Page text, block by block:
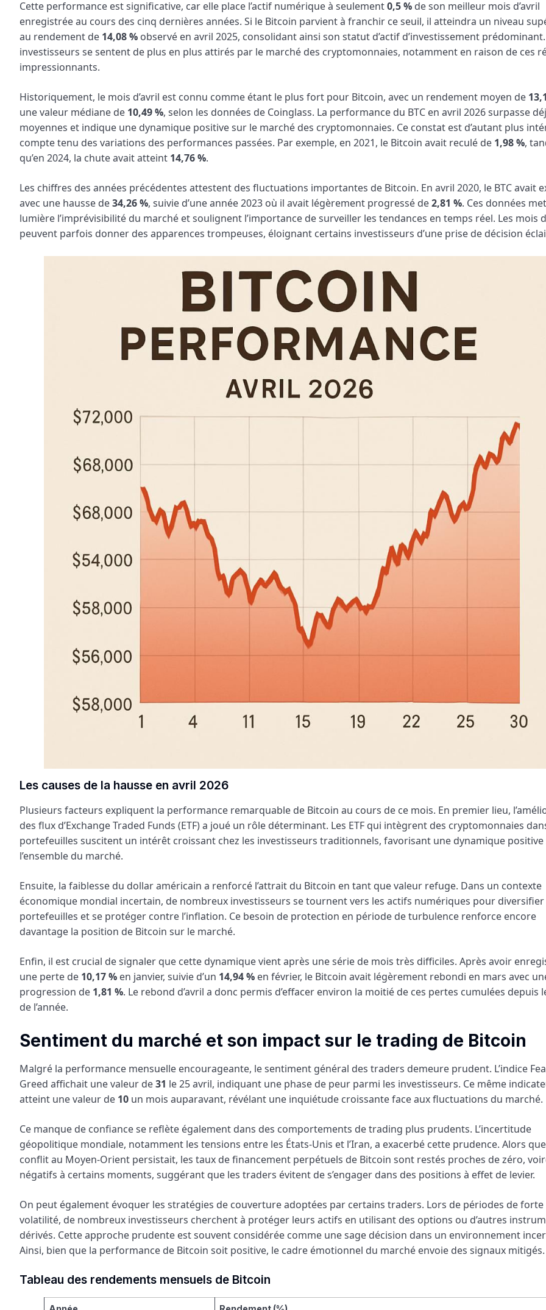
Cette performance est significative, car elle place l’actif numérique à seulement0,5 % de son meilleur mois d’avril
enregistrée au cours des cinq dernières années. Si le Bitcoin parvient à franchir ce seuil, il atteindra un niveau
au rendement de 14,08 % observé en avril 2025, consolidant ainsi son statut d’actif d’investissement prédominant.
investisseurs se sentent de plus en plus attirés par le marché des cryptomonnaies, notamment en raison de ces
impressionnants.
Historiquement, le mois d’avril est connu comme étant le plus fort pour Bitcoin, avec un rendement moyen de
une valeur médiane de 10,49 %, selon les données de Coinglass. La performance du BTC en avril 2026 surpasse
moyennes et indique une dynamique positive sur le marché des cryptomonnaies. Ce constat est d’autant plus
compte tenu des variations des performances passées. Par exemple, en 2021, le Bitcoin avait reculé de 1,98 %,
qu’en 2024, la chute avait atteint 14,76 %.
Les chiffres des années précédentes attestent des fluctuations importantes de Bitcoin. En avril 2020, le BTC avait
avec une hausse de34,26 %, suivie d’une année 2023 où il avait légèrement progressé de2,81 %. Ces données
lumière l’imprévisibilité du marché et soulignent l’importance de surveiller les tendances en temps réel. Les mois
peuvent parfois donner des apparences trompeuses, éloignant certains investisseurs d’une prise de décision
Les causes de la hausse en avril 2026
Plusieurs facteurs expliquent la performance remarquable de Bitcoin au cours de ce mois. En premier lieu,
des flux d’Exchange Traded Funds (ETF) a joué un rôle déterminant. Les ETF qui intègrent des cryptomonnaies
portefeuilles suscitent un intérêt croissant chez les investisseurs traditionnels, favorisant une dynamique
l’ensemble du marché.
Ensuite, la faiblesse du dollar américain a renforcé l’attrait du Bitcoin en tant que valeur refuge. Dans un contexte
économique mondial incertain, de nombreux investisseurs se tournent vers les actifs numériques pour
portefeuilles et se protéger contre l’inflation. Ce besoin de protection en période de turbulence renforce encore
davantage la position de Bitcoin sur le marché.
Enfin, il est crucial de signaler que cette dynamique vient après une série de mois très difficiles. Après avoir
une perte de 10,17 % en janvier, suivie d’un 14,94 % en février, le Bitcoin avait légèrement rebondi en mars avec
progression de 1,81 %. Le rebond d’avril a donc permis d’effacer environ la moitié de ces pertes cumulées depuis
de l’année.
Sentiment du marché et son impact sur le trading de Bitcoin
Malgré la performance mensuelle encourageante, le sentiment général des traders demeure prudent. L’indice
Greed affichait une valeur de31 le 25 avril, indiquant une phase de peur parmi les investisseurs. Ce même
atteint une valeur de 10 un mois auparavant, révélant une inquiétude croissante face aux fluctuations du marché.
Ce manque de confiance se reflète également dans des comportements de trading plus prudents. L’incertitude
géopolitique mondiale, notamment les tensions entre les États-Unis et l’Iran, a exacerbé cette prudence. Alors
conflit au Moyen-Orient persistait, les taux de financement perpétuels de Bitcoin sont restés proches de zéro,
négatifs à certains moments, suggérant que les traders évitent de s’engager dans des positions à effet de levier.
On peut également évoquer les stratégies de couverture adoptées par certains traders. Lors de périodes de forte
volatilité, de nombreux investisseurs cherchent à protéger leurs actifs en utilisant des options ou d’autres
dérivés. Cette approche prudente est souvent considérée comme une sage décision dans un environnement
Ainsi, bien que la performance de Bitcoin soit positive, le cadre émotionnel du marché envoie des signaux mitigés.
Tableau des rendements mensuels de Bitcoin